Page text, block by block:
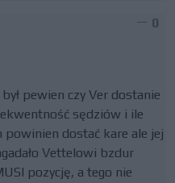
0
pewien czy Ver dostanie
sędziów i ile
dostać kare ale jej
Vettelowi bzdur
pozycję, a tego nie